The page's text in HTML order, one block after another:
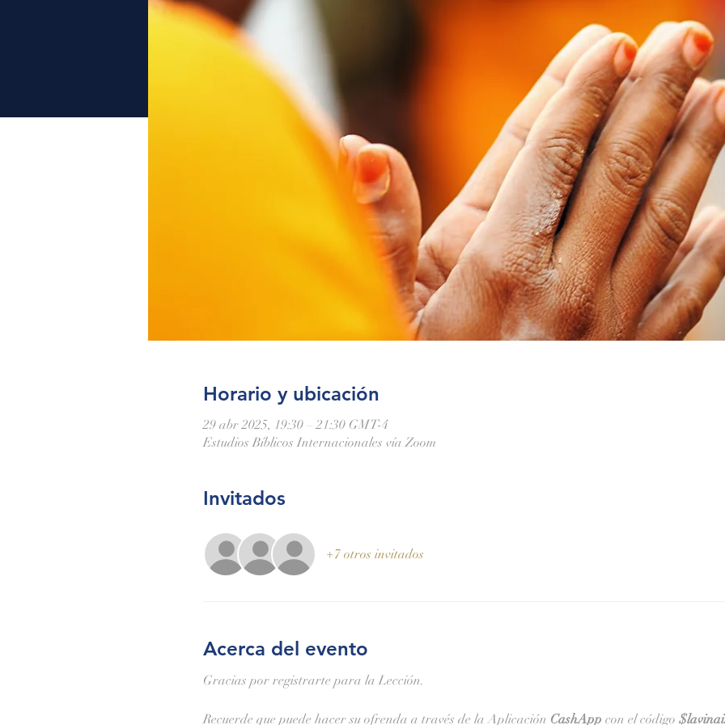
Horario y ubicación
29 abr 2025, 19:30 – 21:30 GMT-4
Estudios Bíblicos Internacionales vía Zoom
Invitados
+7 otros invitados
Acerca del evento
Gracias por registrarte para la Lección.
Recuerde que puede hacer su ofrenda a través de la Aplicación CashApp con el código